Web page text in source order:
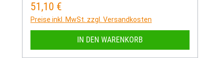
Regulärer Preis:
51,10 €
Preise inkl. MwSt. zzgl. Versandkosten
IN DEN WARENKORB